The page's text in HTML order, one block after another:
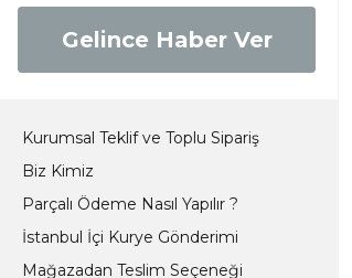
Gelince Haber Ver
Kurumsal Teklif ve Toplu Sipariş
Biz Kimiz
Parçalı Ödeme Nasıl Yapılır ?
İstanbul İçi Kurye Gönderimi
Mağazadan Teslim Seçeneği